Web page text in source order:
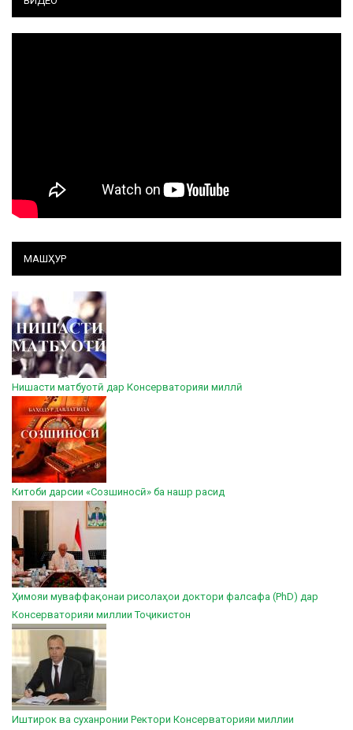
МАШҲУР
Нишасти матбуотӣ дар Консерваторияи миллӣ
Китоби дарсии «Созшиносӣ» ба нашр расид
Ҳимояи муваффақонаи рисолаҳои доктори фалсафа (PhD) дар
Консерваторияи миллии Тоҷикистон
Иштирок ва суханронии Ректори Консерваторияи миллии